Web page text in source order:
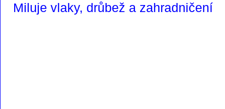
Miluje vlaky, drůbež a zahradničení